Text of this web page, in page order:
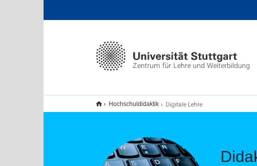
Zentrum für Lehre und Weiterbildung
Hochschuldidaktik Digitale Lehre